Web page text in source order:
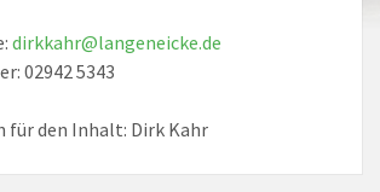
dirkkahr@langeneicke.de
02942 5343
den Inhalt: Dirk Kahr